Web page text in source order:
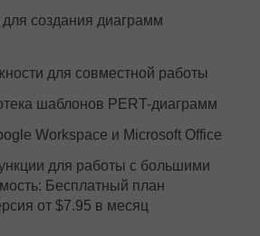
создания диаграмм
для совместной работы
шаблонов PERT-диаграмм
Workspace и Microsoft Office
для работы с большими
Бесплатный план
от $7.95 в месяц